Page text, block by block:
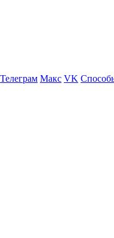
Телеграм Макс VK